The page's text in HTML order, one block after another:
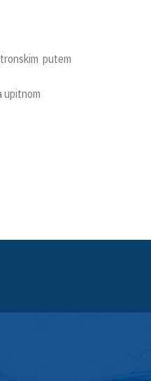
putem
upitnom